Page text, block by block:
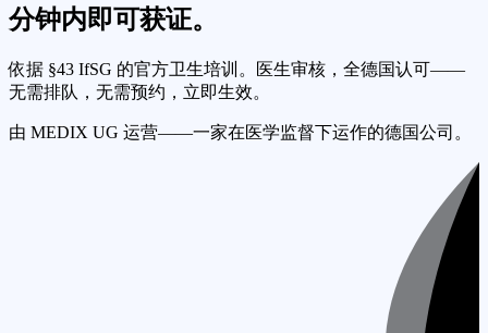
分钟内即可获证。
依据 §43 IfSG 的官方卫生培训。医生审核，全德国认可——
无需排队，无需预约，立即生效。
由 MEDIX UG 运营——一家在医学监督下运作的德国公司。